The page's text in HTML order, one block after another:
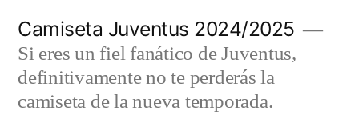
contenido
Camiseta Juventus 2024/2025
Si eres un fiel fanático de Juventus,
definitivamente no te perderás la
camiseta de la nueva temporada.